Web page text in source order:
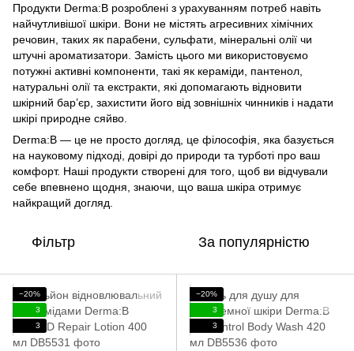
Продукти Derma:B розроблені з урахуванням потреб навіть
найчутливішої шкіри. Вони не містять агресивних хімічних
речовин, таких як парабени, сульфати, мінеральні олії чи
штучні ароматизатори. Замість цього ми використовуємо
потужні активні компоненти, такі як кераміди, пантенол,
натуральні олії та екстракти, які допомагають відновити
шкірний бар’єр, захистити його від зовнішніх чинників і надати
шкірі природне сяйво.
Derma:B — це не просто догляд, це філософія, яка базується
на науковому підході, довірі до природи та турботі про ваш
комфорт. Наші продукти створені для того, щоб ви відчували
себе впевнено щодня, знаючи, що ваша шкіра отримує
найкращий догляд.
Фільтр За популярністю
−20%
3
3
−20%
3
3